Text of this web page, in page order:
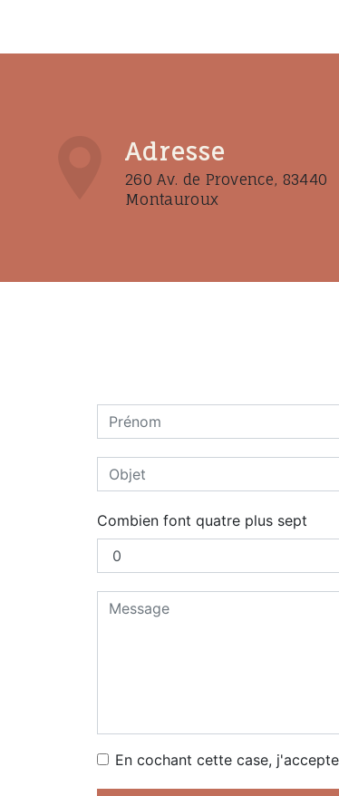
Adresse
260 Av. de Provence, 83440
Montauroux
Combien font quatre plus sept
En cochant cette case,